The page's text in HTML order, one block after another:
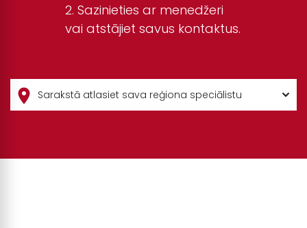
Sazinieties ar menedžeri
vai atstājiet savus kontaktus.